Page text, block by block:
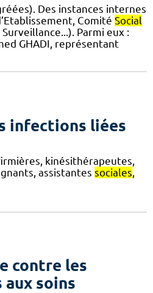
Des instances internes
Comité Social
Parmi eux :
GHADI, représentant
infections liées
kinésithérapeutes,
assistantes sociales
contre les
soins